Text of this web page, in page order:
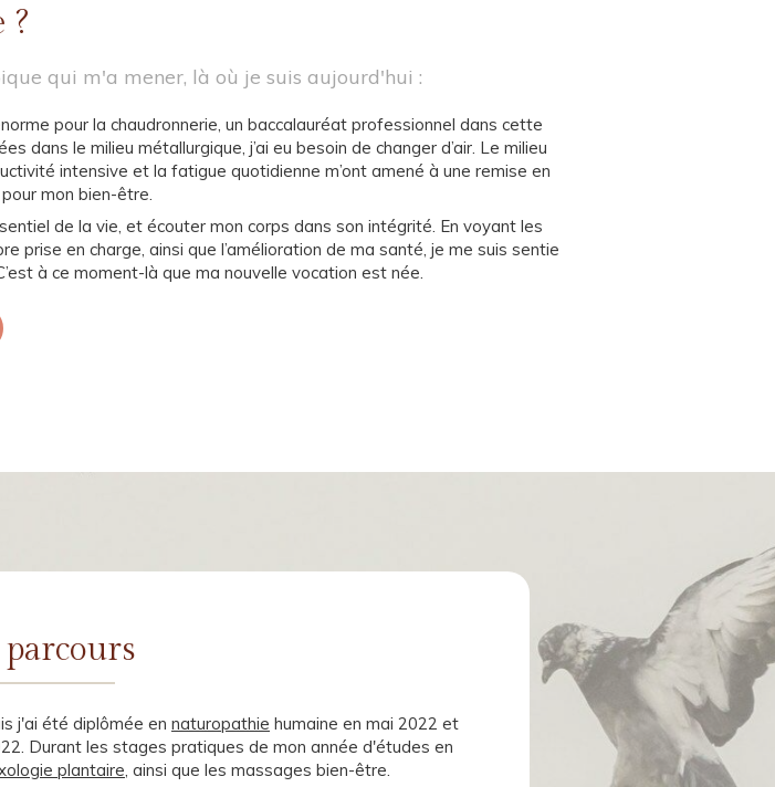
?
qui m'a mener, là où je suis aujourd'hui :
pour la chaudronnerie, un baccalauréat professionnel dans cette
dans le milieu métallurgique, j’ai eu besoin de changer d’air. Le milieu
intensive et la fatigue quotidienne m’ont amené à une remise en
mon bien-être.
de la vie, et écouter mon corps dans son intégrité. En voyant les
prise en charge, ainsi que l’amélioration de ma santé, je me suis sentie
à ce moment-là que ma nouvelle vocation est née.
j'ai été diplômée en naturopathie humaine en mai 2022 et
Durant les stages pratiques de mon année d'études en
plantaire, ainsi que les massages bien-être.